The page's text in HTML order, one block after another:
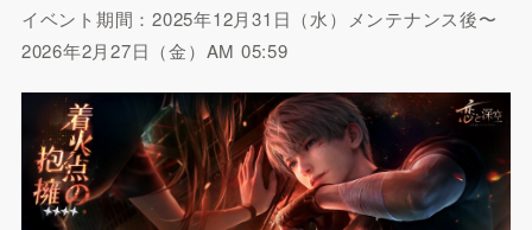
イベント期間：2025年12月31日（水）メンテナンス後〜
2026年2月27日（金）AM 05:59